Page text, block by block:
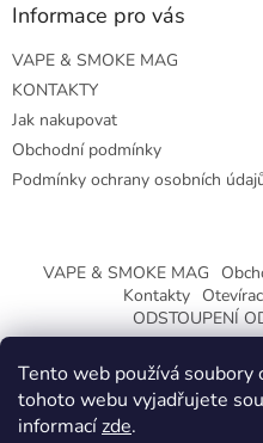
Tento web používá soubory
tohoto webu vyjadřujete
informacízde.
Informace pro vás
VAPE & SMOKE MAG
KONTAKTY
Jak nakupovat
Obchodní podmínky
Podmínky ochrany osobních
VAPE & SMOKE MAG
Kontakty
ODSTOUPENÍ